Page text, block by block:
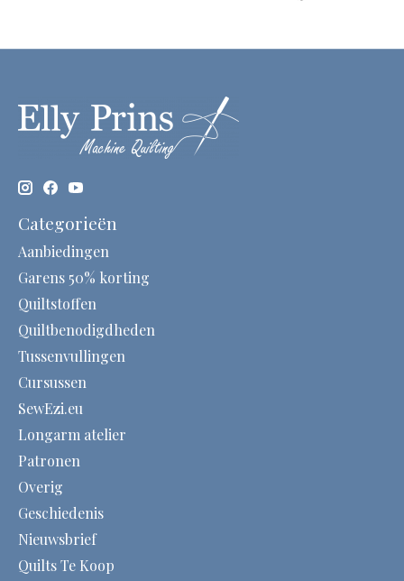
Categorieën
Aanbiedingen
Garens 50% korting
Quiltstoffen
Quiltbenodigdheden
Tussenvullingen
Cursussen
SewEzi.eu
Longarm atelier
Patronen
Overig
Geschiedenis
Nieuwsbrief
Quilts Te Koop